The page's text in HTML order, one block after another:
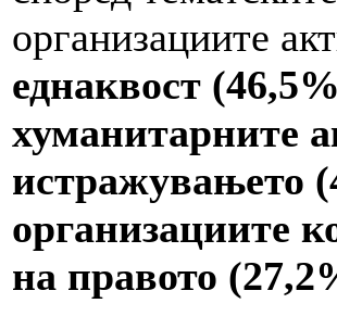
организациите
еднаквост
хуманитарните
истражувањето
организациите
на правото